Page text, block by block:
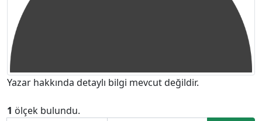
Yazar hakkında detaylı bilgi mevcut değildir.
1 ölçek bulundu.